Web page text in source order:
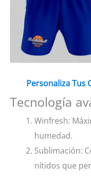
Personaliza Tus
Tecnología
Winfresh:
humedad.
Sublimación:
nítidos que